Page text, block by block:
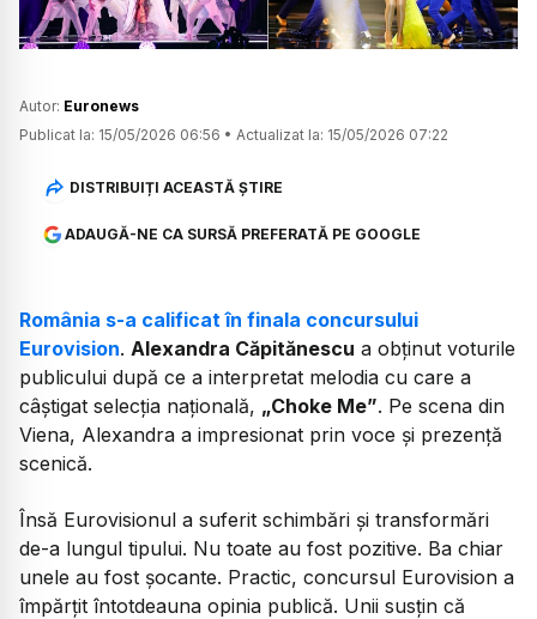
Autor: Euronews
Publicat la: 15/05/2026 06:56 • Actualizat la: 15/05/2026 07:22
DISTRIBUIȚI ACEASTĂ ȘTIRE
ADAUGĂ-NE CA SURSĂ PREFERATĂ PE GOOGLE
România s-a calificat în finala concursului
Eurovision. Alexandra Căpitănescu a obținut voturile
publicului după ce a interpretat melodia cu care a
câștigat selecția națională, „Choke Me”. Pe scena din
Viena, Alexandra a impresionat prin voce și prezență
scenică.
Însă Eurovisionul a suferit schimbări și transformări
de-a lungul tipului. Nu toate au fost pozitive. Ba chiar
unele au fost șocante. Practic, concursul Eurovision a
împărțit întotdeauna opinia publică. Unii susțin că